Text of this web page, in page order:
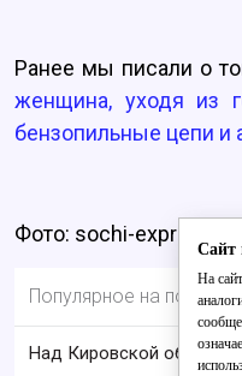
Ранее мы писали о
женщина, уходя из
бензопильные цепи
Фото: sochi-express.ru
Популярное на портале
Над Кировской
Сайт
На